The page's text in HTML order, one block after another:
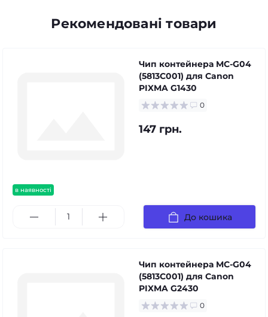
Рекомендовані товари
в наявності
Чип контейнера MC-G04
(5813C001) для Canon
PIXMA G1430
0
147 грн.
До кошика
Чип контейнера MC-G04
(5813C001) для Canon
PIXMA G2430
0